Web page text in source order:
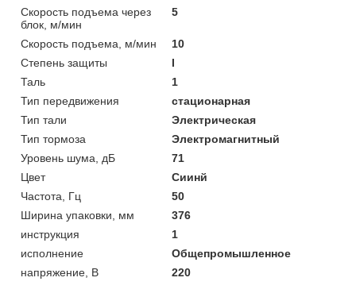
Скорость подъема через
блок, м/мин
5
Скорость подъема, м/мин
10
Степень защиты
I
Таль
1
Тип передвижения
стационарная
Тип тали
Электрическая
Тип тормоза
Электромагнитный
Уровень шума, дБ
71
Цвет
Сиинй
Частота, Гц
50
Ширина упаковки, мм
376
инструкция
1
исполнение
Общепромышленное
напряжение, В
220